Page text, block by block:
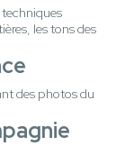
les tons des
des photos du